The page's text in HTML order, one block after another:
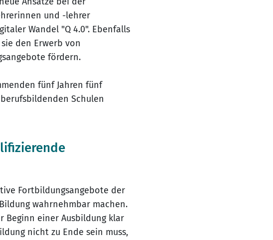
und -lehrer
Wandel "Q 4.0". Ebenfalls
den Erwerb von
fördern.
fünf Jahren fünf
Schulen
Fortbildungsangebote der
wahrnehmbar machen.
Beginn einer Ausbildung klar
nicht zu Ende sein muss,